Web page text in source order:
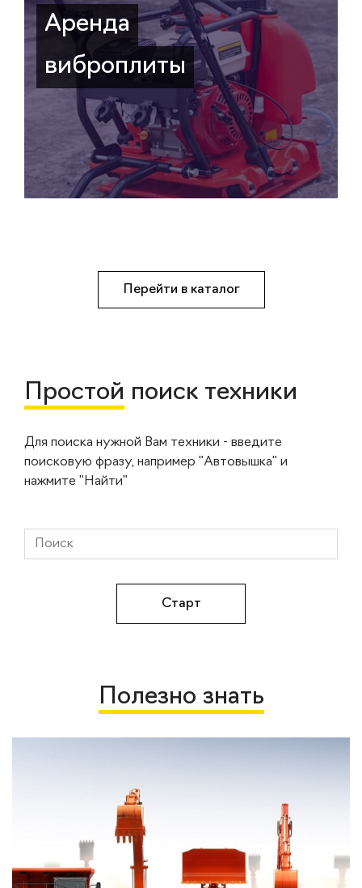
Аренда
виброплиты
Перейти в каталог
Простой поиск техники
Для поиска нужной Вам техники - введите
поисковую фразу, например "Автовышка" и
нажмите "Найти"
Полезно знать